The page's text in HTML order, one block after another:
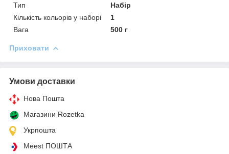
Тип
Набір
Кількість кольорів у наборі
1
Вага
500 г
Приховати
Умови доставки
Нова Пошта
Магазини Rozetka
Укрпошта
Meest ПОШТА